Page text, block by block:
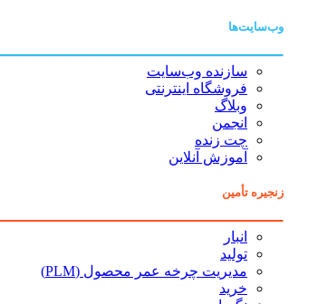
وب‌سایت‌ها
سازنده وب‌سایت
فروشگاه اینترنتی
وبلاگ
انجمن
چت زنده
آموزش آنلاین
زنجیره تأمین
انبار
تولید
مدیریت چرخه عمر محصول (PLM)
خرید